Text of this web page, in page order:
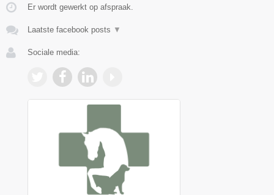
Er wordt gewerkt op afspraak.
Laatste facebook posts ▼
Sociale media: